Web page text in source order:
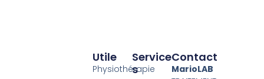
Service
S
Utile
Physiothérapie
Contact
MarioLAB